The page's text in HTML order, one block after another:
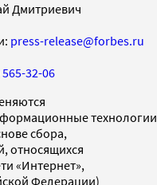
Дмитриевич
press-release@forbes.ru
32-06
технологии
сбора,
относящихся
«Интернет»,
Федерации)